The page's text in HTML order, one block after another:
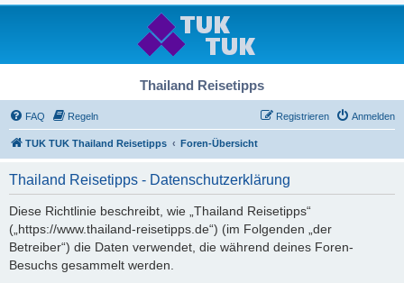
Thailand Reisetipps
FAQ Regeln Anmelden
Registrieren
TUK TUK Thailand Reisetipps Foren-Übersicht
Thailand Reisetipps - Datenschutzerklärung
Diese Richtlinie beschreibt, wie „Thailand Reisetipps“
(„https://www.thailand-reisetipps.de“) (im Folgenden „der
Betreiber“) die Daten verwendet, die während deines Foren-
Besuchs gesammelt werden.